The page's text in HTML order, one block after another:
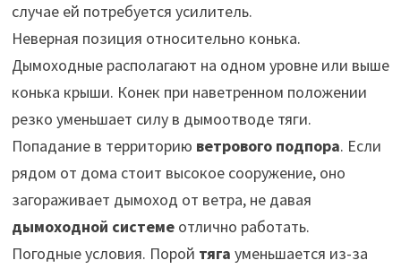
случае ей потребуется усилитель.
Неверная позиция относительно конька.
Дымоходные располагают на одном уровне или выше
конька крыши. Конек при наветренном положении
резко уменьшает силу в дымоотводе тяги.
Попадание в территорию ветрового подпора. Если
рядом от дома стоит высокое сооружение, оно
загораживает дымоход от ветра, не давая
дымоходной системеотлично работать.
Погодные условия. Порой тяга уменьшается из-за